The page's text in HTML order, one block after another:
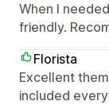
When I
friendly.
Florista
Excellent
included